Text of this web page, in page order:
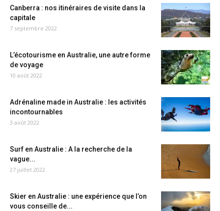
Canberra : nos itinéraires de visite dans la
capitale
7 septembre 2022
L’écotourisme en Australie, une autre forme
de voyage
10 août 2022
Adrénaline made in Australie : les activités
incontournables
3 août 2022
Surf en Australie : A la recherche de la
vague...
27 juillet 2022
Skier en Australie : une expérience que l’on
vous conseille de...